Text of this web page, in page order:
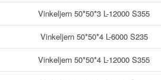
Vinkeljern 50*50*3 L-12000 S355
Vinkeljern 50*50*4 L-6000 S235
Vinkeljern 50*50*4 L-12000 S355